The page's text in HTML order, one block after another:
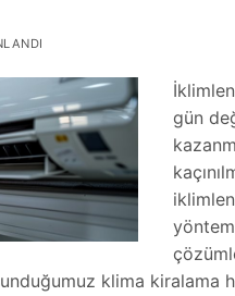
gün
klima